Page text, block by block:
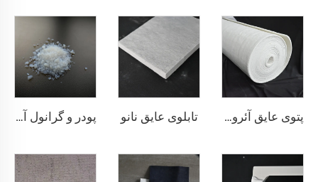
پتوی عایق آئروژل 1000℃ تابلوی عایق نانو پودر و گرانول آئروژل